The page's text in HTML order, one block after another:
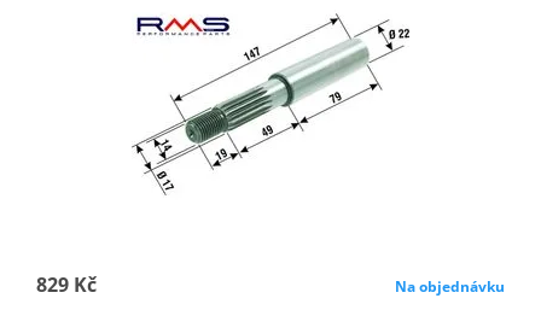
829 Kč Na objednávku